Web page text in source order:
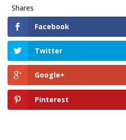
Shares
Facebook
Twitter
Google+
Pinterest